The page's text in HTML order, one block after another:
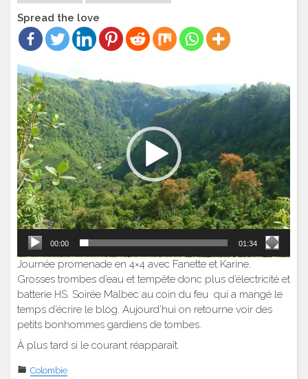
Spread the love
vidéo
00:00 01:34
Journée promenade en 4×4 avec Fanette et Karine.
Grosses trombes d’eau et tempête donc plus d’électricité et
batterie HS. Soirée Malbec au coin du feu qui a mangé le
temps d’écrire le blog. Aujourd’hui on retourne voir des
petits bonhommes gardiens de tombes.
À plus tard si le courant réapparaît.
Colombie